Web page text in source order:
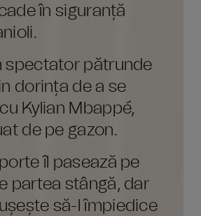
în siguranță
spectator pătrunde
dorința de a se
Kylian Mbappé,
de pe gazon.
îl pasează pe
partea stângă, dar
să-l împiedice